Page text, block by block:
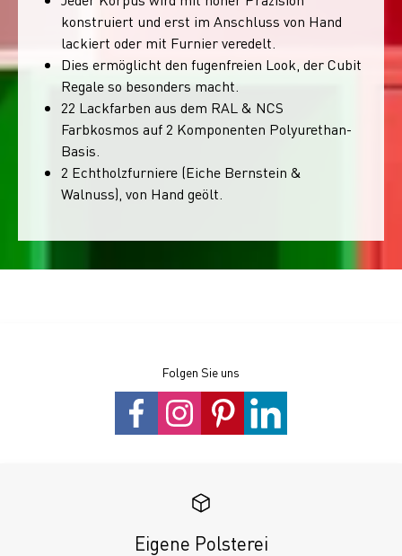
konstruiert und erst im Anschluss von Hand
lackiert oder mit Furnier veredelt.
Dies ermöglicht den fugenfreien Look, der Cubit
Regale so besonders macht.
22 Lackfarben aus dem RAL & NCS
Farbkosmos auf 2 Komponenten Polyurethan-
Basis.
2 Echtholzfurniere (Eiche Bernstein &
Walnuss), von Hand geölt.
Folgen Sie uns
Eigene Polsterei